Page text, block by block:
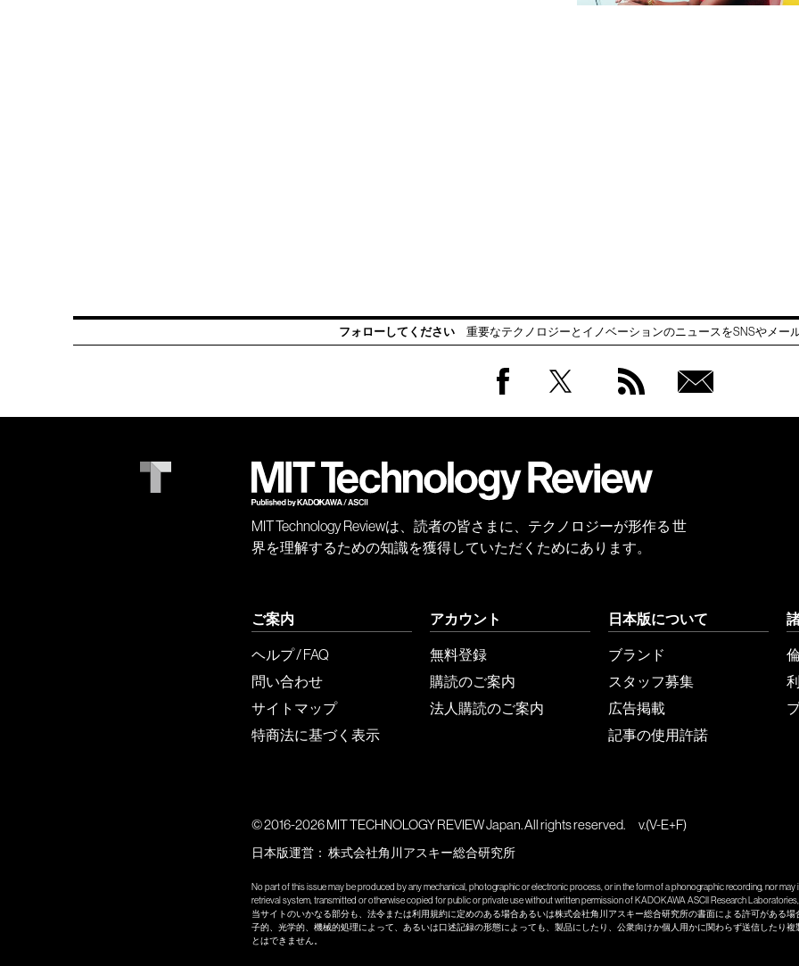
フォローしてください 重要なテクノロジーとイノベーションのニュースをSNSやメー
会員
MIT Technology Reviewは、読者の皆さまに、テクノロジーが形作る 世
界を理解するための知識を獲得していただくためにあります。
ご案内
ヘルプ / FAQ
問い合わせ
サイトマップ
特商法に基づく表示
アカウント
無料登録
購読のご案内
法人購読のご案内
日本版について
ブランド
スタッフ募集
広告掲載
記事の使用許諾
© 2016-2026 MIT TECHNOLOGY REVIEW Japan. All rights reserved. v.(V-E+F)
日本版運営： 株式会社角川アスキー総合研究所
No part of this issue may be produced by any mechanical, photographic or electronic process, or in the form of a phonographic recording, nor may
retrieval system, transmitted or otherwise copied for public or private use without written permission of KADOKAWA ASCII Research Laboratories,
当サイトのいかなる部分も、法令または利用規約に定めのある場合あるいは株式会社角川アスキー総合研究所の書面による許可がある場
子的、光学的、機械的処理によって、あるいは口述記録の形態によっても、製品にしたり、公衆向けか個人用かに関わらず送信したり複
とはできません。